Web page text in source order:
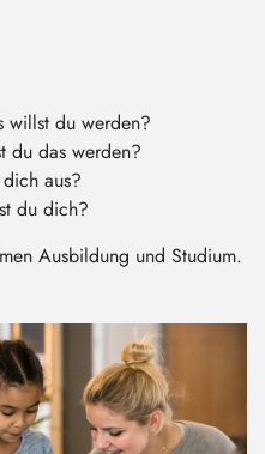
willst du werden?
du das werden?
aus?
du dich?
Ausbildung und Studium.